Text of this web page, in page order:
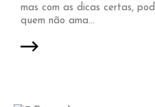
mas com as dicas certas,
quem não ama...